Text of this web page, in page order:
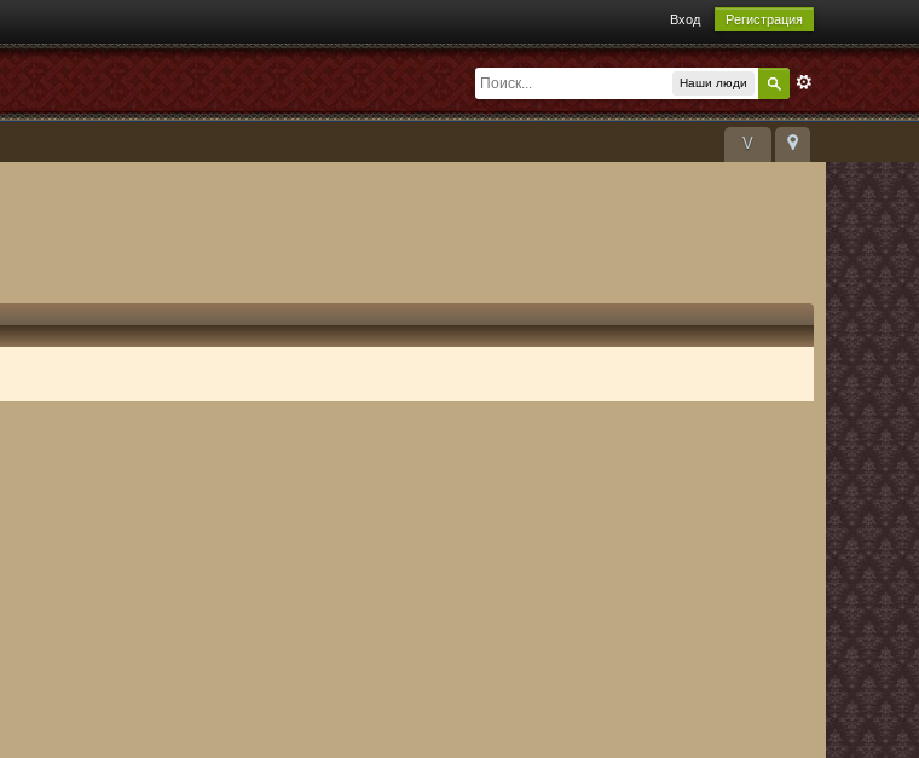
Вход Регистрация
Наши люди
V